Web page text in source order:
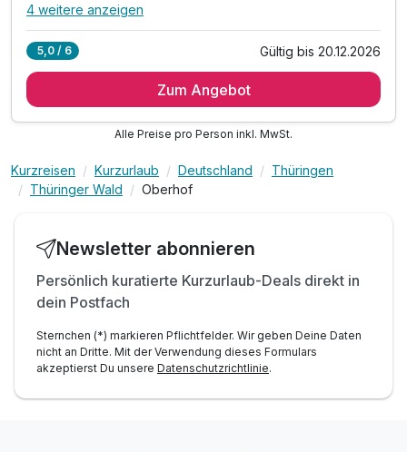
Alle Inklusivleistungen
7 x reichhaltiges Frühstück vom Buffet
1 x Willkommensdrink
inkl. Parkplatz
4 weitere anzeigen
5,0 / 6 Gültig bis 20.12.2026
Zum Angebot
Alle Preise pro Person inkl. MwSt.
Kurzreisen Kurzurlaub Deutschland
Thüringen
Thüringer Wald
Oberhof
Newsletter abonnieren
Persönlich kuratierte Kurzurlaub-Deals direkt in
dein Postfach
Sternchen (*) markieren Pflichtfelder. Wir geben Deine Daten
nicht an Dritte. Mit der Verwendung dieses Formulars
akzeptierst Du unsere Datenschutzrichtlinie.